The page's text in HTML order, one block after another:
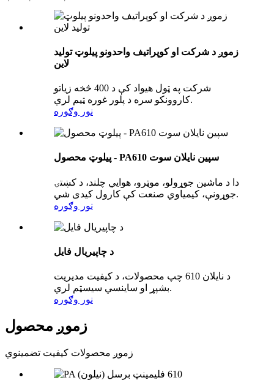
زموږ د شرکت او کوپراتیف واحدونو پیلوټ تولید
لاین
شرکت په ټول هیواد کې د 400 څخه زیاتو
کاروونکو سره د پلور غوره ټیم لري.
نور وګوره
پیلوټ محصول - PA610 سپین نایلان سوت
دا د ماشین جوړولو، موټرو، هوايي چلند، د کښتۍ
جوړونې، کیمیاوي صنعت کې کارول کیدی شي.
نور وګوره
د چاپیریال فایل
د نایلان 610 چپ محصولات، د کیفیت مدیریت
بشپړ او ساینسي سیسټم لري.
نور وګوره
زموږ محصول
زموږ محصولات کیفیت تضمینوي